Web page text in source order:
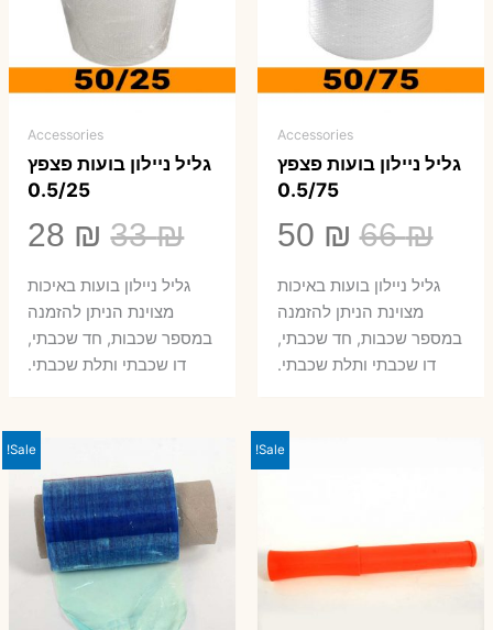
Accessories
גליל ניילון בועות פצפץ
0.5/75
66₪
המחיר
המקורי
היה:
66 ₪.
50 ₪
הנוכחיגליל ניילון בועות באיכות
מצוינת הניתן להזמנה
במספר שכבות, חד שכבתי,
דו שכבתי ותלת שכבתי.
Accessories
גליל ניילון בועות פצפץ
0.5/25
33₪
המחיר
המקורי
היה:
33 ₪.
28 ₪
₪.
גליל ניילון בועות באיכות
מצוינת הניתן להזמנה
במספר שכבות, חד שכבתי,
דו שכבתי ותלת שכבתי.
Sale!
Sale!